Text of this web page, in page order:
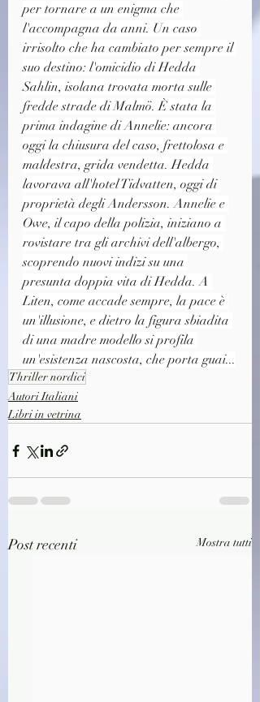
per tornare a un enigma che
l'accompagna da anni. Un caso
irrisolto che ha cambiato per sempre il
suo destino: l'omicidio di Hedda
Sahlin, isolana trovata morta sulle
fredde strade di Malmö. È stata la
prima indagine di Annelie: ancora
oggi la chiusura del caso, frettolosa e
maldestra, grida vendetta. Hedda
lavorava all'hotel Tidvatten, oggi di
proprietà degli Andersson. Annelie e
Owe, il capo della polizia, iniziano a
rovistare tra gli archivi dell'albergo,
scoprendo nuovi indizi su una
presunta doppia vita di Hedda. A
Liten, come accade sempre, la pace è
un'illusione, e dietro la figura sbiadita
di una madre modello si profila
un'esistenza nascosta, che porta guai...
Thriller nordici
Autori Italiani
Libri in vetrina
Post recenti Mostra tutti